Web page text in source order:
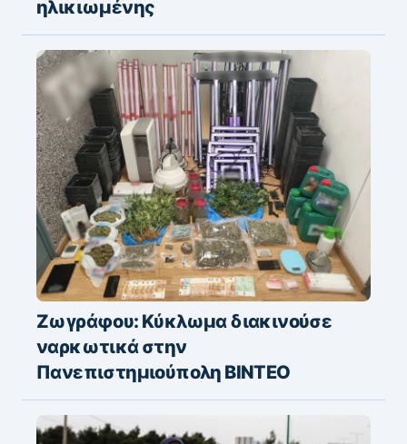
ηλικιωμένης
Ζωγράφου: Κύκλωμα διακινούσε
ναρκωτικά στην
Πανεπιστημιούπολη ΒΙΝΤΕΟ